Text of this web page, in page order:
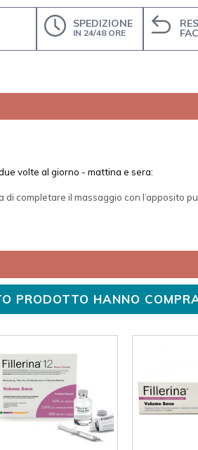
SPEDIZIONE
IN 24/48 ORE
volte al giorno - mattina e sera:
completare il massaggio con l’apposito
PRODOTTO HANNO